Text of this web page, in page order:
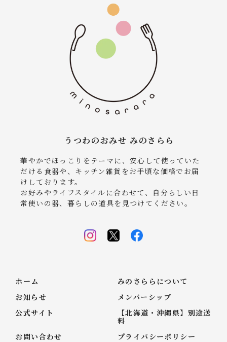
うつわのおみせ みのさらら
華やかでほっこりをテーマに、安心して使っていた
だける食器や、キッチン雑貨をお手頃な価格でお届
けしております。
お好みやライフスタイルに合わせて、自分らしい日
常使いの器、暮らしの道具を見つけてください。
ホーム
みのさららについて
お知らせ
メンバーシップ
公式サイト
【北海道・沖縄県】別途送
料
お問い合わせ
プライバシーポリシー